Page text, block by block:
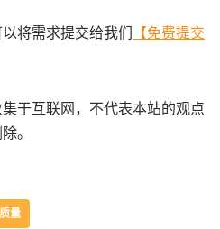
将需求提交给我们
【免费提交
于互联网，不代表本站的观点
。
质量